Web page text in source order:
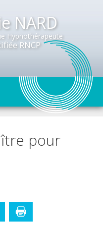
NARD
Hypnothérapeute
RNCP
pour
Ajouter aux favoris